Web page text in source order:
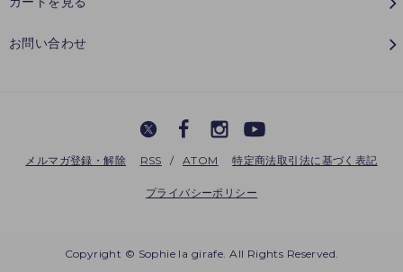
お問い合わせ
メルマガ登録・解除 RSS / ATOM 特定商法取引法に基づく表記
プライバシーポリシー
Copyright © Sophie la girafe. All Rights Reserved.